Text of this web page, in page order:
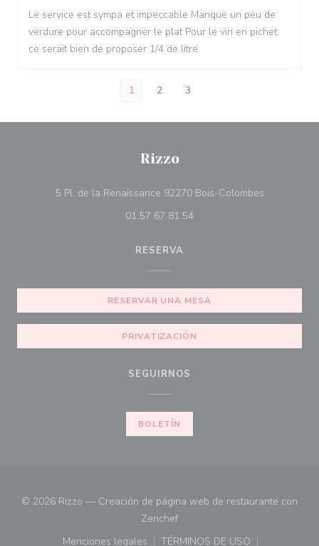
Le service est sympa et impeccable Manque un peu de
verdure pour accompagner le plat Pour le vin en pichet,
ce serait bien de proposer 1/4 de litre
1 2 3
Rizzo
5 Pl. de la Renaissance 92270 Bois-Colombes((abre en
01 57 67 81 54
RESERVA
RESERVAR UNA MESA
PRIVATIZACIÓN
SEGUIRNOS
BOLETÍN
© 2026 Rizzo — Creación de página web de restaurante con
Zenchef((abre en una nueva ventana))
Menciones legales
TÉRMINOS DE USO